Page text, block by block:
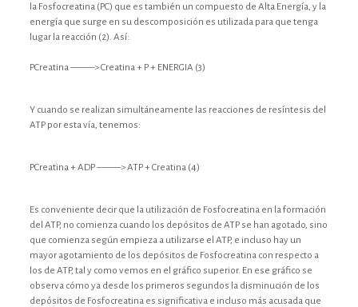
la Fosfocreatina (PC) que es también un compuesto de Alta Energía, y la
energía que surge en su descomposición es utilizada para que tenga
lugar la reacción (2). Así:
PCreatina ——–> Creatina + P + ENERGIA (3)
Y cuando se realizan simultáneamente las reacciones de resíntesis del
ATP por esta vía, tenemos:
PCreatina + ADP ——–> ATP + Creatina (4)
Es conveniente decir que la utilización de Fosfocreatina en la formación
del ATP, no comienza cuando los depósitos de ATP se han agotado, sino
que comienza según empieza a utilizarse el ATP, e incluso hay un
mayor agotamiento de los depósitos de Fosfocreatina con respecto a
los de ATP, tal y como vemos en el gráfico superior. En ese gráfico se
observa cómo ya desde los primeros segundos la disminución de los
depósitos de Fosfocreatina es significativa e incluso más acusada que